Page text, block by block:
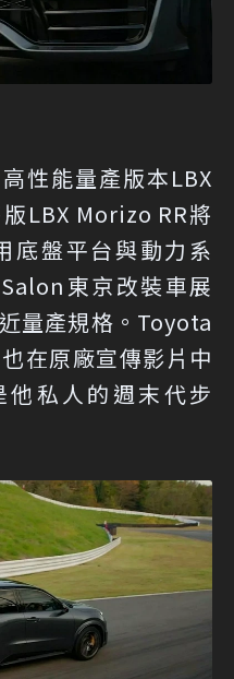
性能量產版本LBX
LBX Morizo RR將
底盤平台與動力系
東京改裝車展
量產規格。Toyota
在原廠宣傳影片中
他私人的週末代步